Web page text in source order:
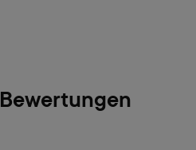
Bewertungen